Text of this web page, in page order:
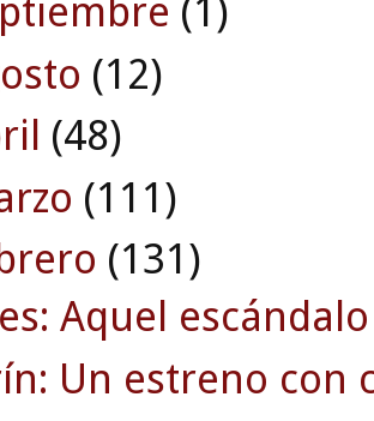
(1)
(12)
(48)
(111)
(131)
Aquel
Un estreno con